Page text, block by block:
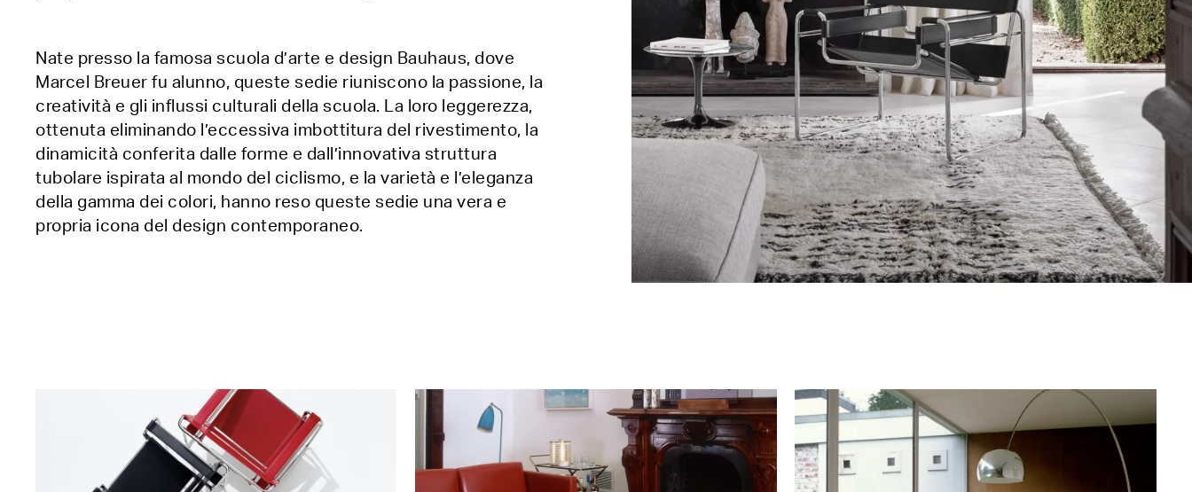
Nate presso la famosa scuola d’arte e design Bauhaus, dove
Marcel Breuer fu alunno, queste sedie riuniscono la passione, la
creatività e gli influssi culturali della scuola. La loro leggerezza,
ottenuta eliminando l’eccessiva imbottitura del rivestimento, la
dinamicità conferita dalle forme e dall’innovativa struttura
tubolare ispirata al mondo del ciclismo, e la varietà e l’eleganza
della gamma dei colori, hanno reso queste sedie una vera e
propria icona del design contemporaneo.